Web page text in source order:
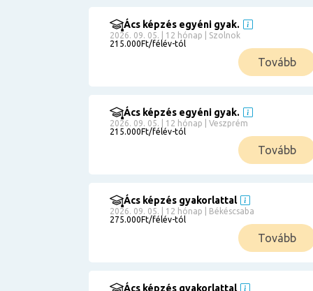
Ács képzés egyéni gyak.
2026. 09. 05. | 12 hónap | Szolnok
215.000Ft/félév-tól
Tovább
Ács képzés egyéni gyak.
2026. 09. 05. | 12 hónap | Veszprém
215.000Ft/félév-tól
Tovább
Ács képzés gyakorlattal
2026. 09. 05. | 12 hónap | Békéscsaba
275.000Ft/félév-tól
Tovább
Ács képzés gyakorlattal